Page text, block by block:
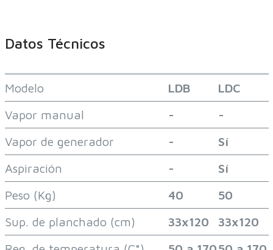
Datos Técnicos
Modelo LDB
LDC
Vapor manual
-
-
Vapor de generador
-
Sí
Aspiración
-
Sí
Peso (Kg)
40
50
Sup. de planchado (cm)
33x120
33x120